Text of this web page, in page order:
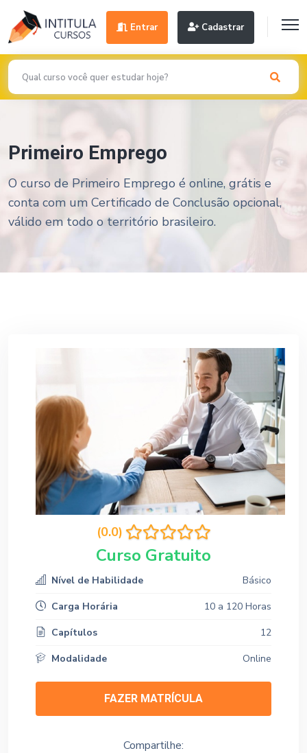
Entrar Cadastrar
Primeiro Emprego
O curso de Primeiro Emprego é online, grátis e
conta com um Certificado de Conclusão opcional,
válido em todo o território brasileiro.
(0.0)
Curso Gratuito
Nível de Habilidade
Básico
Carga Horária
10 a 120 Horas
Capítulos
12
Modalidade
Online
FAZER MATRÍCULA
Compartilhe: